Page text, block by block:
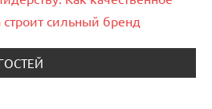
сильный бренд